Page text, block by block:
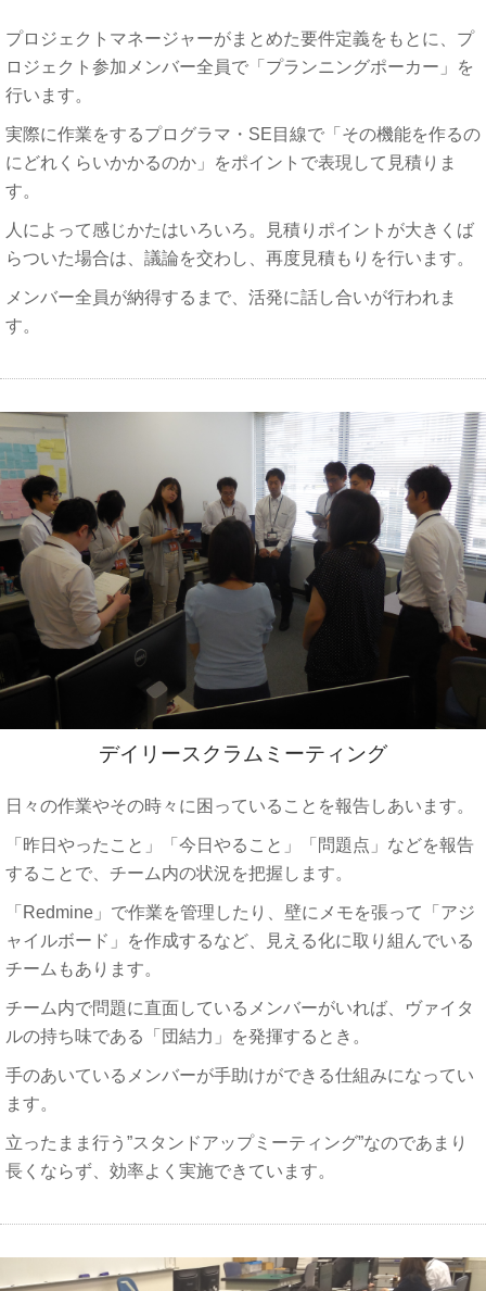
プロジェクトマネージャーがまとめた要件定義をもとに、プ
ロジェクト参加メンバー全員で「プランニングポーカー」を
行います。
実際に作業をするプログラマ・SE目線で「その機能を作るの
にどれくらいかかるのか」をポイントで表現して見積りま
す。
人によって感じかたはいろいろ。見積りポイントが大きくば
らついた場合は、議論を交わし、再度見積もりを行います。
メンバー全員が納得するまで、活発に話し合いが行われま
す。
デイリースクラムミーティング
日々の作業やその時々に困っていることを報告しあいます。
「昨日やったこと」「今日やること」「問題点」などを報告
することで、チーム内の状況を把握します。
「Redmine」で作業を管理したり、壁にメモを張って「アジ
ャイルボード」を作成するなど、見える化に取り組んでいる
チームもあります。
チーム内で問題に直面しているメンバーがいれば、ヴァイタ
ルの持ち味である「団結力」を発揮するとき。
手のあいているメンバーが手助けができる仕組みになってい
ます。
立ったまま行う”スタンドアップミーティング”なのであまり
長くならず、効率よく実施できています。